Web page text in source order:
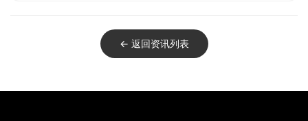
← 返回资讯列表